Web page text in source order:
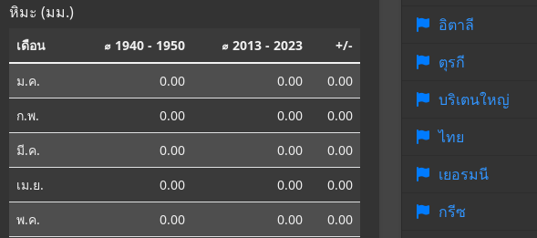
หิมะ (มม.)
เดือน ⌀ 1940 - 1950 ⌀ 2013 - 2023 +/-
ม.ค. 0.00 0.00
0.00
ก.พ.
0.00 0.00
0.00
มี.ค.
0.00 0.00
0.00
เม.ย.
0.00 0.00
0.00
พ.ค.
0.00 0.00
0.00
อิตาลี
ตุรกี
บริเตนใหญ่
ไทย
เยอรมนี
กรีซ